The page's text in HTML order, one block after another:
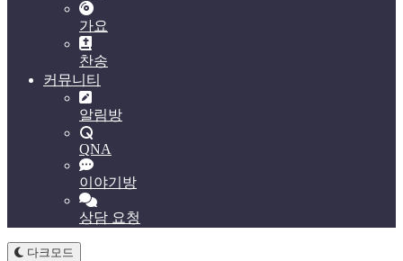
가요
찬송
커뮤니티
알림방
QNA
이야기방
상담 요청
다크모드